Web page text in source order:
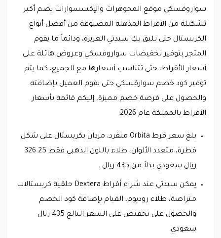
سواروفسكي موقع المجوهرات والإكسسوارات يضم أكبر
تشكيلة من الأقراط المذهلة المصنوعة من أفضل أنواع
الكريستال حتى تليق بكِ سيدتي العزيزة، ودائماً ما يقوم
المتجر بتوفير تخفيضات سواروفسكي وعروض هائلة على
أسعار الأقراط، حتى تتناسب أسعارها مع الجميع، كما يتم
توفير كود خصم سوارفسكي حتى يقوم العميل بإضافته
والحصول على فرصة خصم مميزة، إليكم قائمة بأسعار
الأقراط بالمملكة عام 2026:
بلغ سعر قرط Orbita منفرد، مزدان بكريستال على شكل
قطرة، متعدد الألوان، طلاء باللون الذهبي فقط 326.25
ريال سعودي بدلاً من 435 ريال .
يمكن سيدتي عند شراء أقراط Dextera حلقية كريستالات
متراصة، طلاء روديوم، القيام بإضافة كود الخصم
والحصول على تخفيض على السعر البالغ 435 ريال
سعودي.